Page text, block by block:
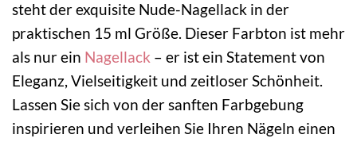
steht der exquisite Nude-Nagellack in der
praktischen 15 ml Größe. Dieser Farbton ist mehr
als nur ein Nagellack – er ist ein Statement von
Eleganz, Vielseitigkeit und zeitloser Schönheit.
Lassen Sie sich von der sanften Farbgebung
inspirieren und verleihen Sie Ihren Nägeln einen